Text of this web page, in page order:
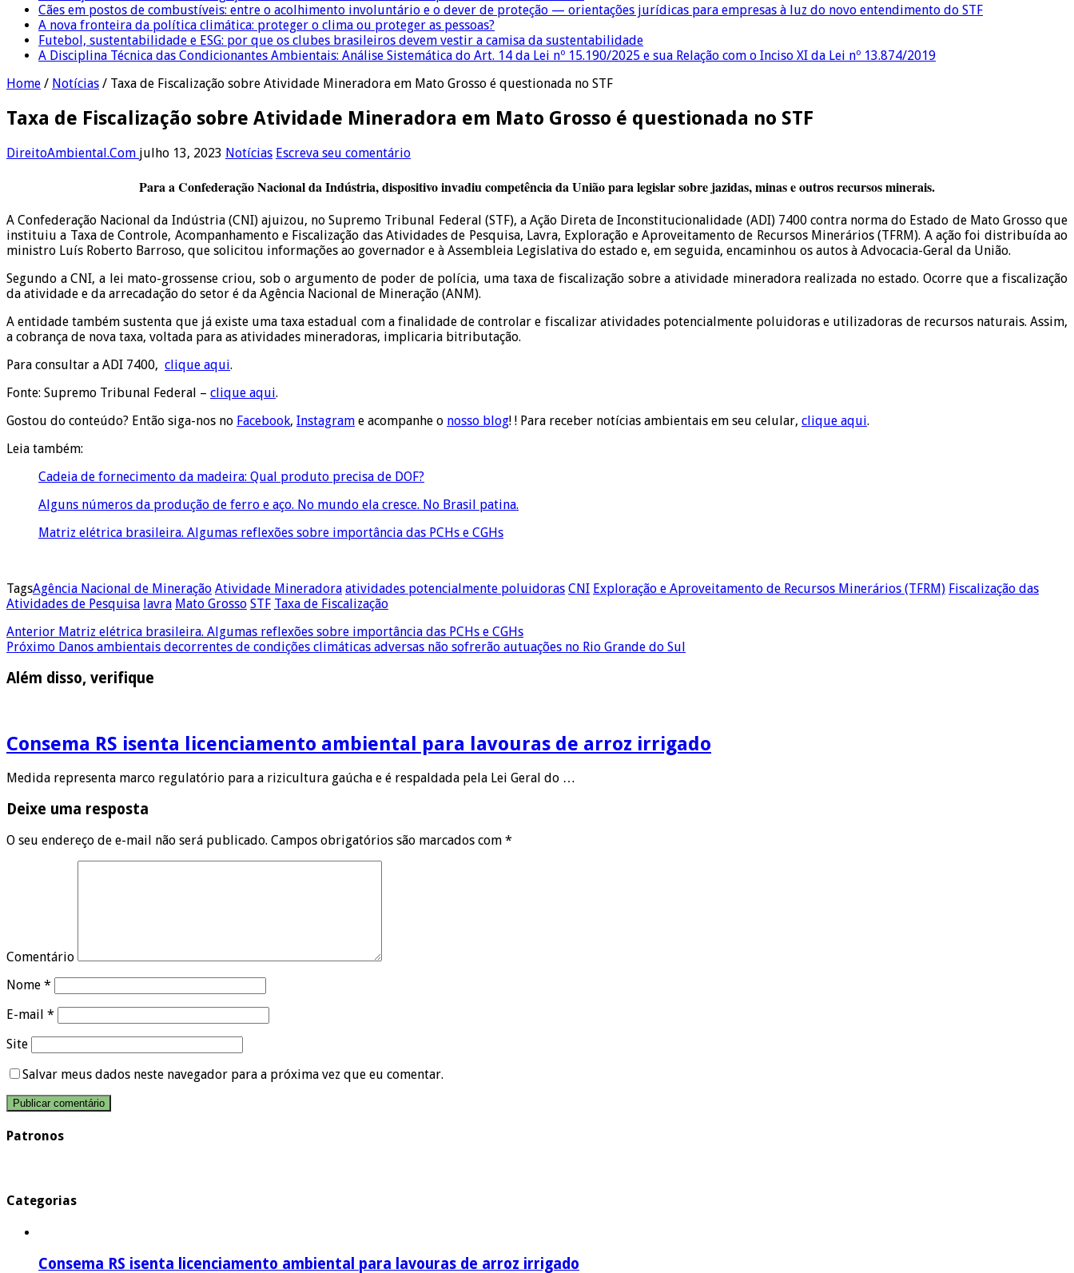
Cães em postos de combustíveis: entre o acolhimento involuntário e o dever de proteção — orientações jurídicas para empresas à luz do novo entendimento do STF
A nova fronteira da política climática: proteger o clima ou proteger as pessoas?
Futebol, sustentabilidade e ESG: por que os clubes brasileiros devem vestir a camisa da sustentabilidade
A Disciplina Técnica das Condicionantes Ambientais: Análise Sistemática do Art. 14 da Lei nº 15.190/2025 e sua Relação com o Inciso XI da Lei nº 13.874/2019
Home / Notícias / Taxa de Fiscalização sobre Atividade Mineradora em Mato Grosso é questionada no STF
Taxa de Fiscalização sobre Atividade Mineradora em Mato Grosso é questionada no STF
DireitoAmbiental.Com julho 13, 2023 Notícias Escreva seu comentário
Para a Confederação Nacional da Indústria, dispositivo invadiu competência da União para legislar sobre jazidas, minas e outros recursos minerais.
A Confederação Nacional da Indústria (CNI) ajuizou, no Supremo Tribunal Federal (STF), a Ação Direta de Inconstitucionalidade (ADI) 7400 contra norma do Estado de Mato Grosso que
instituiu a Taxa de Controle, Acompanhamento e Fiscalização das Atividades de Pesquisa, Lavra, Exploração e Aproveitamento de Recursos Minerários (TFRM). A ação foi distribuída ao
ministro Luís Roberto Barroso, que solicitou informações ao governador e à Assembleia Legislativa do estado e, em seguida, encaminhou os autos à Advocacia-Geral da União.
Segundo a CNI, a lei mato-grossense criou, sob o argumento de poder de polícia, uma taxa de fiscalização sobre a atividade mineradora realizada no estado. Ocorre que a fiscalização
da atividade e da arrecadação do setor é da Agência Nacional de Mineração (ANM).
A entidade também sustenta que já existe uma taxa estadual com a finalidade de controlar e fiscalizar atividades potencialmente poluidoras e utilizadoras de recursos naturais. Assim,
a cobrança de nova taxa, voltada para as atividades mineradoras, implicaria bitributação.
Para consultar a ADI 7400, clique aqui.
Fonte: Supremo Tribunal Federal – clique aqui.
Gostou do conteúdo? Então siga-nos no Facebook, Instagram e acompanhe o nosso blog! ! Para receber notícias ambientais em seu celular, clique aqui.
Leia também:
Cadeia de fornecimento da madeira: Qual produto precisa de DOF?
Alguns números da produção de ferro e aço. No mundo ela cresce. No Brasil patina.
Matriz elétrica brasileira. Algumas reflexões sobre importância das PCHs e CGHs
TagsAgência Nacional de Mineração Atividade Mineradora atividades potencialmente poluidoras CNI Exploração e Aproveitamento de Recursos Minerários (TFRM) Fiscalização das
Atividades de Pesquisa lavra Mato Grosso STF Taxa de Fiscalização
Anterior Matriz elétrica brasileira. Algumas reflexões sobre importância das PCHs e CGHs
Próximo Danos ambientais decorrentes de condições climáticas adversas não sofrerão autuações no Rio Grande do Sul
Além disso, verifique
Consema RS isenta licenciamento ambiental para lavouras de arroz irrigado
Medida representa marco regulatório para a rizicultura gaúcha e é respaldada pela Lei Geral do …
Deixe uma resposta
O seu endereço de e-mail não será publicado. Campos obrigatórios são marcados com *
Comentário
Nome *
E-mail *
Site
Salvar meus dados neste navegador para a próxima vez que eu comentar.
Patronos
Categorias
Consema RS isenta licenciamento ambiental para lavouras de arroz irrigado